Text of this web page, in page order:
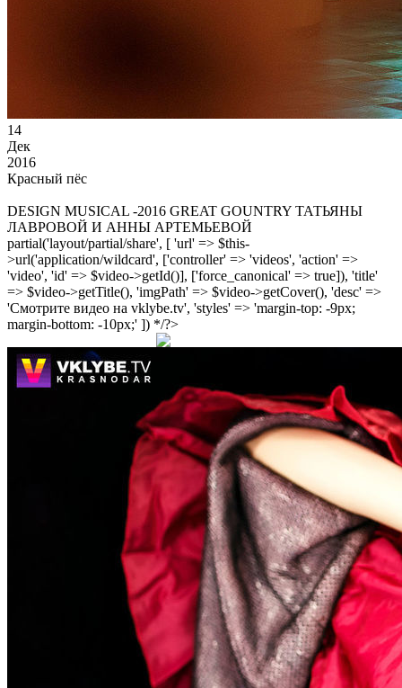
14
Дек
2016
Красный пёс
DESIGN MUSICAL -2016 GREAT GOUNTRY ТАТЬЯНЫ
ЛАВРОВОЙ И АННЫ АРТЕМЬЕВОЙ
partial('layout/partial/share', [ 'url' => $this-
>url('application/wildcard', ['controller' => 'videos', 'action' =>
'video', 'id' => $video->getId()], ['force_canonical' => true]), 'title'
=> $video->getTitle(), 'imgPath' => $video->getCover(), 'desc' =>
'Смотрите видео на vklybe.tv', 'styles' => 'margin-top: -9px;
margin-bottom: -10px;' ]) */?>